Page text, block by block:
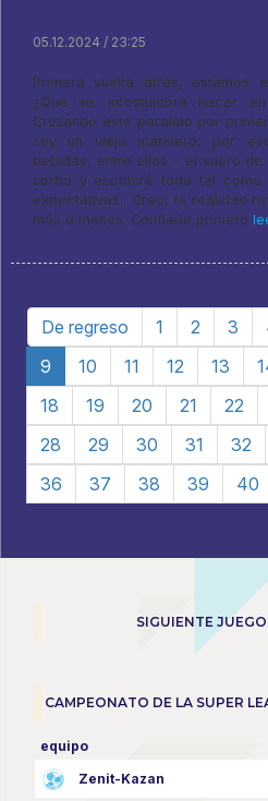
05.12.2024 / 23:25
Primera vuelta atrás, estamos
¿Qué se acostumbra hacer
Cruzando este paralelo por
soy un viejo marinero, por
bebidas, entre ellos - el suero de
sorbo y escribiré todo tal
expectativas.. Creo, la realidad
más o menos. Confiado primero
De regreso 1 2 3
9
10 11 12 13
18
19 20 21 22
28
29 30 31 32
36
37 38 39 40
SIGUIENTE
CAMPEONATO DE LA SUPER
equipo
Zenit-Kazan